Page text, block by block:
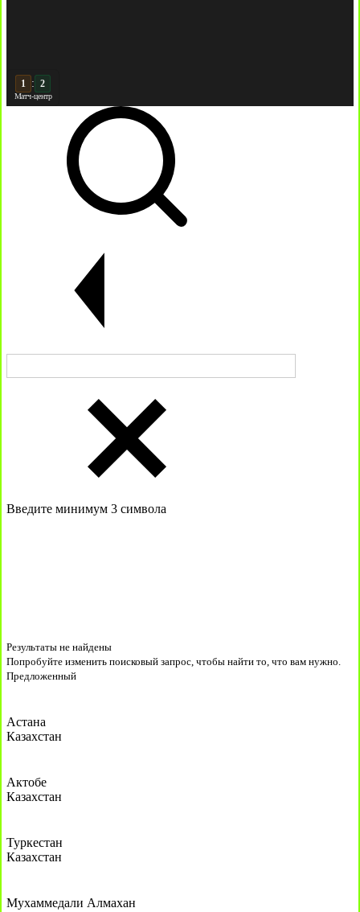
2 : 2
Матч-центр
Введите минимум 3 символа
Результаты не найдены
Попробуйте изменить поисковый запрос, чтобы найти то, что вам нужно.
Предложенный
Астана
Казахстан
Актобе
Казахстан
Туркестан
Казахстан
Мухаммедали Алмахан